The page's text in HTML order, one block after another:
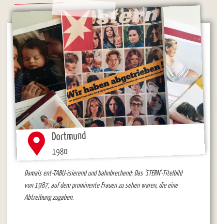
Dortmund
1980
Damals ent-TABU-isierend und bahnbrechend: Das 'STERN'-Titelbild
von 1987, auf dem prominente Frauen zu sehen waren, die eine
Abtreibung zugaben.